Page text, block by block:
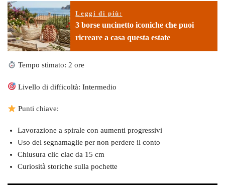
Leggi di più:
3 borse uncinetto iconiche che puoi
ricreare a casa questa estate
Tempo stimato: 2 ore
Livello di difficoltà: Intermedio
Punti chiave:
Lavorazione a spirale con aumenti progressivi
Uso del segnamaglie per non perdere il conto
Chiusura clic clac da 15 cm
Curiosità storiche sulla pochette